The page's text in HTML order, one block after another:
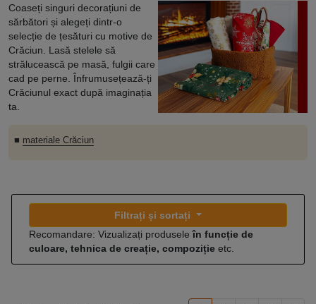
Coaseți singuri decorațiuni de
sărbători și alegeți dintr-o
selecție de țesături cu motive de
Crăciun. Lasă stelele să
strălucească pe masă, fulgii care
cad pe perne. Înfrumusețează-ți
Crăciunul exact după imaginația
ta.
■ materiale Crăciun
Filtrați și sortați
Recomandare: Vizualizați produseleîn funcție de
culoare, tehnica de creație, compoziție etc.